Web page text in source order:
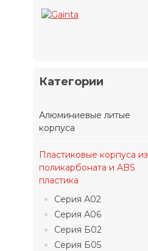
Категории
Алюминиевые литые
корпуса
Пластиковые корпуса из
поликарбоната и ABS
пластика
Серия А02
Серия А06
Серия Б02
Серия Б05